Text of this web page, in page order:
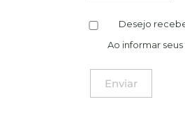
Desejo
Ao informar